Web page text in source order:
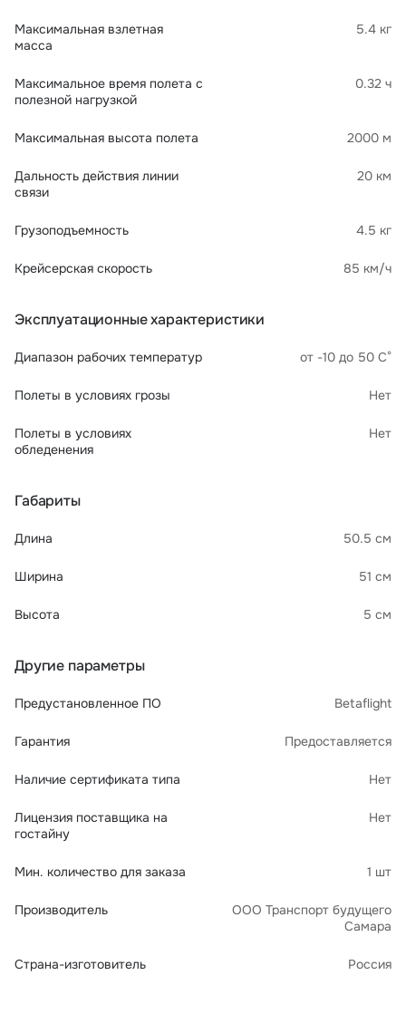
Максимальная взлетная
масса
5.4 кг
Максимальное время полета с
полезной нагрузкой
0.32 ч
Максимальная высота полета 2000 м
Дальность действия линии
связи
20 км
Грузоподъемность 4.5 кг
Крейсерская скорость 85 км/ч
Эксплуатационные характеристики
Диапазон рабочих температур от -10 до 50 С°
Полеты в условиях грозы Нет
Полеты в условиях
обледенения
Нет
Габариты
Длина 50.5 см
Ширина 51 см
Высота 5 см
Другие параметры
Предустановленное ПО Betaflight
Гарантия Предоставляется
Наличие сертификата типа Нет
Лицензия поставщика на
гостайну
Нет
Мин. количество для заказа 1 шт
Производитель
ООО Транспорт будущего
Самара
Страна-изготовитель Россия